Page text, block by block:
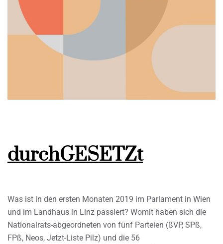
durchGESETZt
Was ist in den ersten Monaten 2019 im Parlament in Wien
und im Landhaus in Linz passiert? Womit haben sich die
Nationalrats-abgeordneten von fünf Parteien (ßVP, SPß,
FPß, Neos, Jetzt-Liste Pilz) und die 56